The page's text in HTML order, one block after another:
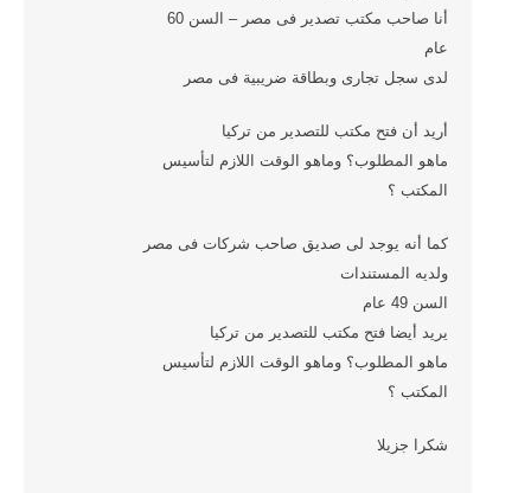
أنا صاحب مكتب تصدير فى مصر – السن 60
عام
لدى سجل تجارى وبطاقة ضريبية فى مصر
أريد أن فتح مكتب للتصدير من تركيا
ماهو المطلوب؟ وماهو الوقت اللازم لتأسيس
المكتب ؟
كما أنه يوجد لى صديق صاحب شركات فى مصر
ولديه المستندات
السن 49 عام
يريد أيضا فتح مكتب للتصدير من تركيا
ماهو المطلوب؟ وماهو الوقت اللازم لتأسيس
المكتب ؟
شكرا جزيلا